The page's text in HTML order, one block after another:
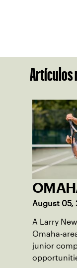
Artículos
August 05,
A Larry
Omaha-
junior